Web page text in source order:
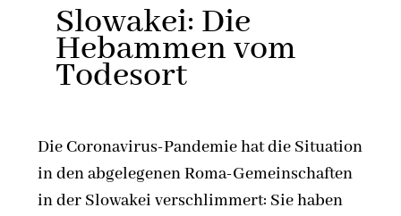
Slowakei: Die
Hebammen vom
Todesort
Die Coronavirus-Pandemie hat die Situation
in den abgelegenen Roma-Gemeinschaften
in der Slowakei verschlimmert: Sie haben